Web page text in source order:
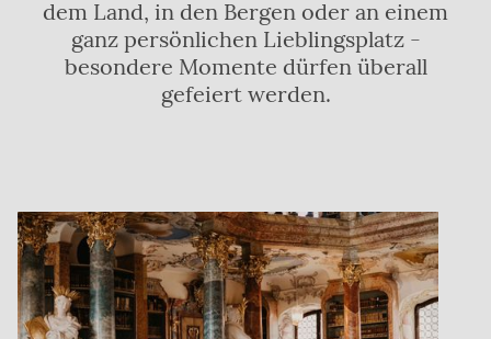
dem Land, in den Bergen oder an einem
ganz persönlichen Lieblingsplatz -
besondere Momente dürfen überall
gefeiert werden.